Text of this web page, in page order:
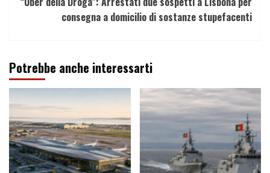
consegna a domicilio di sostanze stupefacenti
Potrebbe anche interessarti